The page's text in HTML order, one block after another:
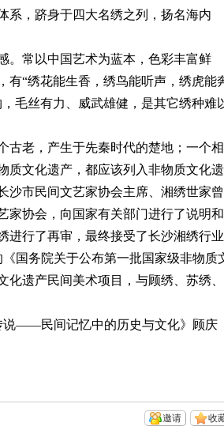
系，跻身于四大名绣之列，扬名海内
。常以中国艺术为蓝本，色彩丰富鲜
有“绣花能生香，绣鸟能听声，绣虎能
毛丝有力、威武雄健，是其它绣种难
古老，产生于先秦时代的楚地；一个相
质文化遗产，都应该列入非物质文化遗
沙市民间文艺家协会主席、湘绣世家曾
家协会，向国家有关部门进行了说明和
进行了再审，最终接受了长沙湘绣行业
国务院关于公布第一批国家级非物质
遗产民间美术项目，与顾绣、苏绣、
说——民间记忆中的历史与文化》顾庆
收
邀请